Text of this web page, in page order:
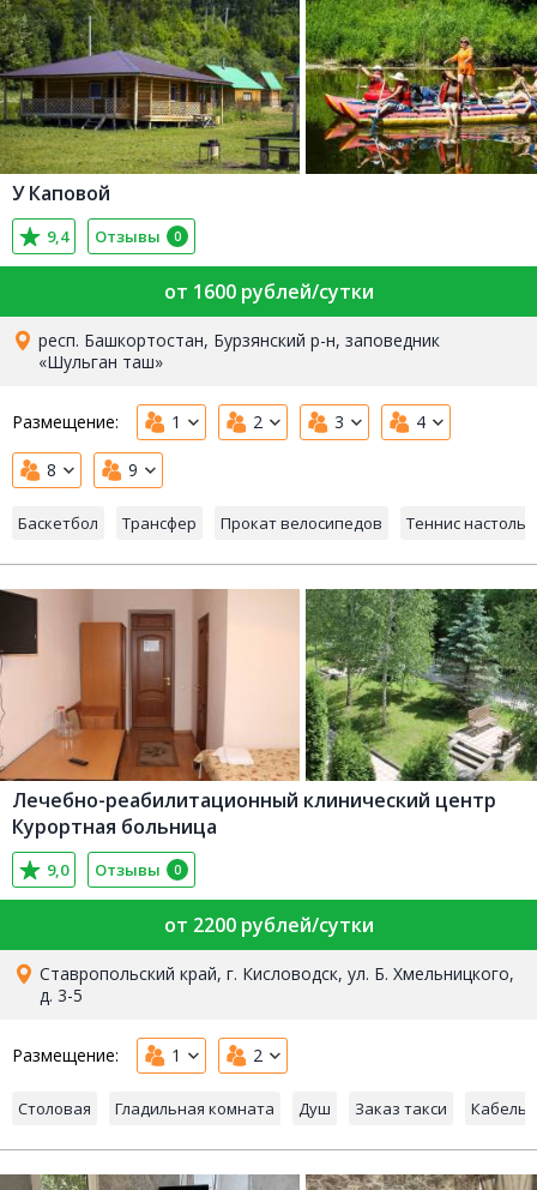
У Каповой
9,4 Отзывы 0
от 1600 рублей/сутки
респ. Башкортостан, Бурзянский р-н, заповедник
«Шульган таш»
Размещение: 1 2 3 4
8 9
Баскетбол Трансфер Прокат велосипедов Теннис
Лечебно-реабилитационный клинический центр
Курортная больница
9,0 Отзывы 0
от 2200 рублей/сутки
Ставропольский край, г. Кисловодск, ул. Б. Хмельницкого,
д. 3-5
Размещение: 1 2
Столовая Гладильная комната Душ Заказ такси